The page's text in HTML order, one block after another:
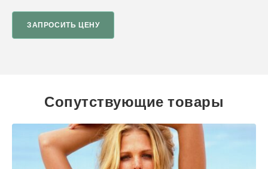
ЗАПРОСИТЬ ЦЕНУ
Сопутствующие товары